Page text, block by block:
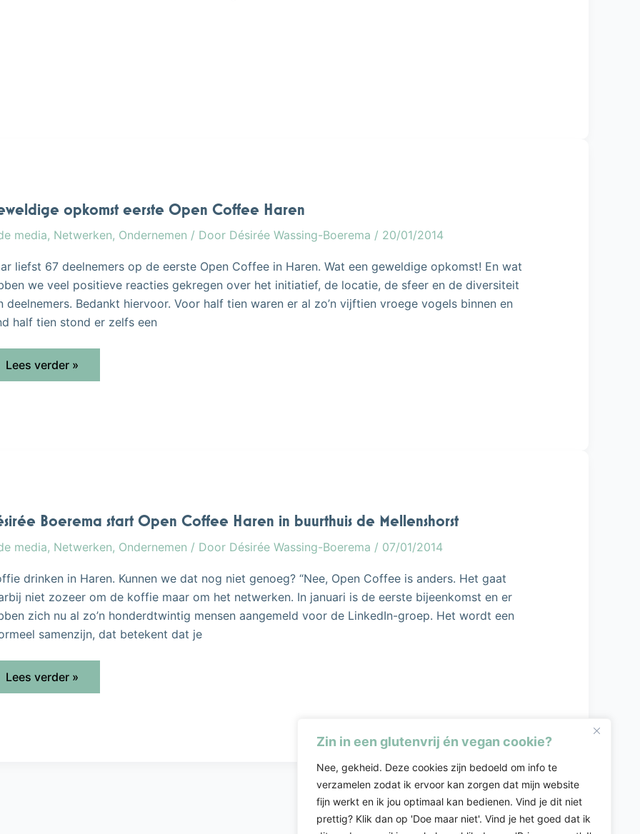
Zin in een glutenvrij én vegan cookie?
Nee, gekheid. Deze cookies zijn bedoeld om info te
verzamelen zodat ik ervoor kan zorgen dat mijn website
fijn werkt en ik jou optimaal kan bedienen. Vind je dit niet
prettig? Klik dan op 'Doe maar niet'. Vind je het goed dat ik
opkomst eerste Open Coffee Haren
media, Netwerken, Ondernemen / Door Désirée Wassing-Boerema / 20/01/2014
liefst 67 deelnemers op de eerste Open Coffee in Haren. Wat een geweldige opkomst! En wat
we veel positieve reacties gekregen over het initiatief, de locatie, de sfeer en de diversiteit
deelnemers. Bedankt hiervoor. Voor half tien waren er al zo’n vijftien vroege vogels binnen en
half tien stond er zelfs een
Haren
Lees verder »
Boerema start Open Coffee Haren in buurthuis de Mellenshorst
media, Netwerken, Ondernemen / Door Désirée Wassing-Boerema / 07/01/2014
drinken in Haren. Kunnen we dat nog niet genoeg? “Nee, Open Coffee is anders. Het gaat
niet zozeer om de koffie maar om het netwerken. In januari is de eerste bijeenkomst en er
zich nu al zo’n honderdtwintig mensen aangemeld voor de LinkedIn-groep. Het wordt een
samenzijn, dat betekent dat je
Haren
in
de
Lees verder »